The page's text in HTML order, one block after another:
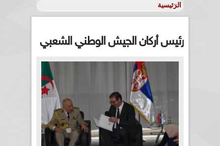
رئيس أركان الجيش الوطني الشعبي